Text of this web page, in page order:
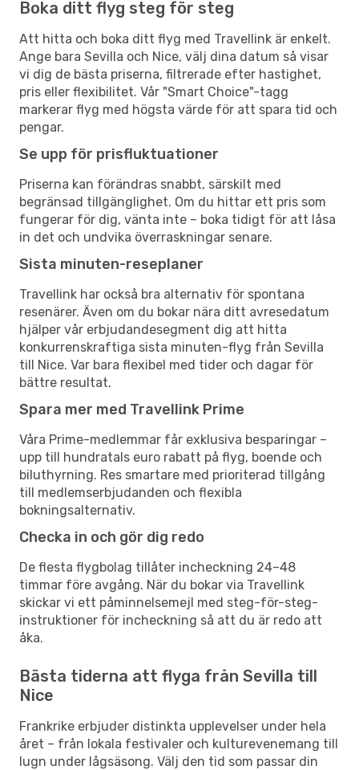
Boka ditt flyg steg för steg
Att hitta och boka ditt flyg med Travellink är enkelt.
Ange bara Sevilla och Nice, välj dina datum så visar
vi dig de bästa priserna, filtrerade efter hastighet,
pris eller flexibilitet. Vår "Smart Choice"-tagg
markerar flyg med högsta värde för att spara tid och
pengar.
Se upp för prisfluktuationer
Priserna kan förändras snabbt, särskilt med
begränsad tillgänglighet. Om du hittar ett pris som
fungerar för dig, vänta inte – boka tidigt för att låsa
in det och undvika överraskningar senare.
Sista minuten-reseplaner
Travellink har också bra alternativ för spontana
resenärer. Även om du bokar nära ditt avresedatum
hjälper vår erbjudandesegment dig att hitta
konkurrenskraftiga sista minuten-flyg från Sevilla
till Nice. Var bara flexibel med tider och dagar för
bättre resultat.
Spara mer med Travellink Prime
Våra Prime-medlemmar får exklusiva besparingar –
upp till hundratals euro rabatt på flyg, boende och
biluthyrning. Res smartare med prioriterad tillgång
till medlemserbjudanden och flexibla
bokningsalternativ.
Checka in och gör dig redo
De flesta flygbolag tillåter incheckning 24–48
timmar före avgång. När du bokar via Travellink
skickar vi ett påminnelsemejl med steg-för-steg-
instruktioner för incheckning så att du är redo att
åka.
Bästa tiderna att flyga från Sevilla till
Nice
Frankrike erbjuder distinkta upplevelser under hela
året – från lokala festivaler och kulturevenemang till
lugn under lågsäsong. Välj den tid som passar din